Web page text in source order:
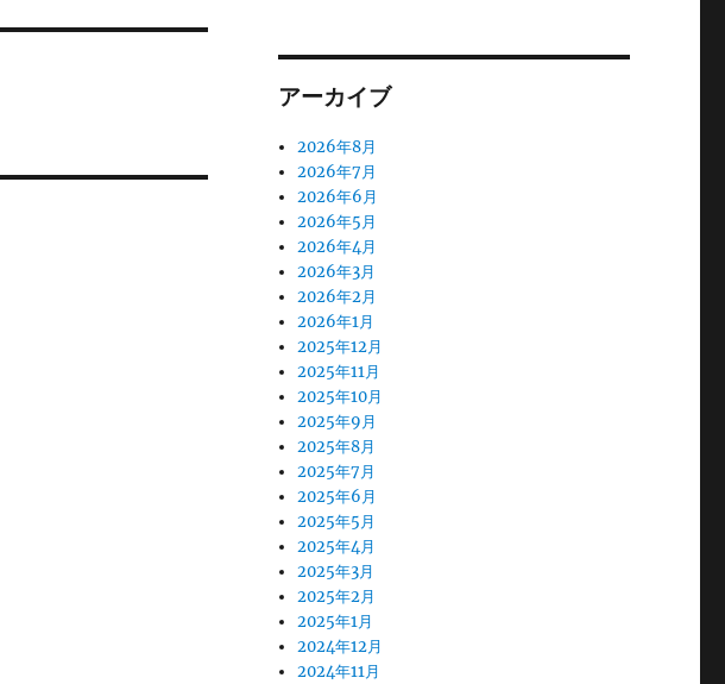
アーカイブ
2026年8月
2026年7月
2026年6月
2026年5月
2026年4月
2026年3月
2026年2月
2026年1月
2025年12月
2025年11月
2025年10月
2025年9月
2025年8月
2025年7月
2025年6月
2025年5月
2025年4月
2025年3月
2025年2月
2025年1月
2024年12月
2024年11月